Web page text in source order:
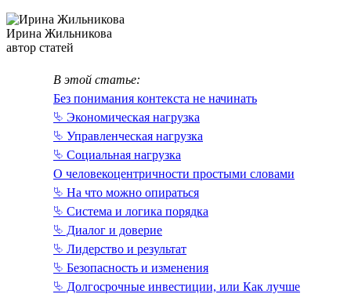
Ирина Жильникова
автор статей
В этой статье:
Без понимания контекста не начинать
⮱ Экономическая нагрузка
⮱ Управленческая нагрузка
⮱ Социальная нагрузка
О человекоцентричности простыми словами
⮱ На что можно опираться
⮱ Система и логика порядка
⮱ Диалог и доверие
⮱ Лидерство и результат
⮱ Безопасность и изменения
⮱ Долгосрочные инвестиции, или Как лучше